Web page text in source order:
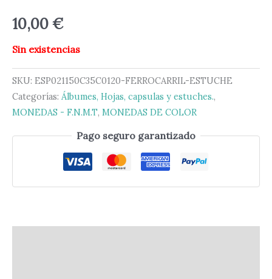
10,00€
Sin existencias
SKU: ESP021150C35C0120-FERROCARRIL-ESTUCHE
Categorías: Álbumes, Hojas, capsulas y estuches.,
MONEDAS - F.N.M.T, MONEDAS DE COLOR
Pago seguro garantizado